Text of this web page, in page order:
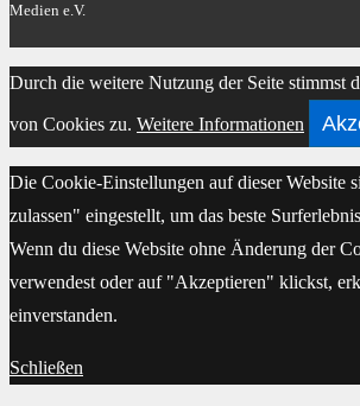
Medien e.V.
Scroll
Up
Durch die weitere Nutzung der Seite stimmst
von Cookies zu. Weitere Informationen
Die Cookie-Einstellungen auf dieser Website
zulassen" eingestellt, um das beste
Wenn du diese Website ohne Änderung der
verwendest oder auf "Akzeptieren" klickst,
einverstanden.
Schließen